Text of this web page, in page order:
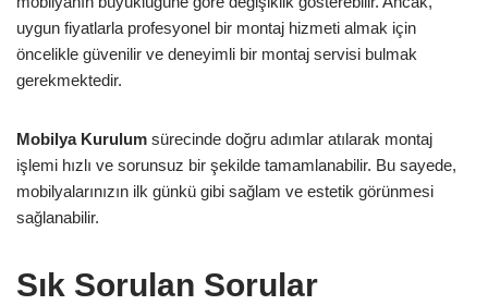
uygun fiyatlarla profesyonel bir montaj hizmeti almak için
öncelikle güvenilir ve deneyimli bir montaj servisi bulmak
gerekmektedir.
Mobilya Kurulum sürecinde doğru adımlar atılarak montaj
işlemi hızlı ve sorunsuz bir şekilde tamamlanabilir. Bu sayede,
mobilyalarınızın ilk günkü gibi sağlam ve estetik görünmesi
sağlanabilir.
Sık Sorulan Sorular